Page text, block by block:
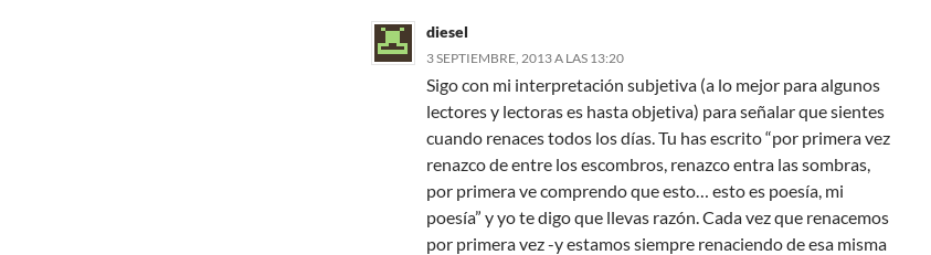
diesel
3 SEPTIEMBRE, 2013 A LAS 13:20
Sigo con mi interpretación subjetiva (a lo mejor para algunos
lectores y lectoras es hasta objetiva) para señalar que sientes
cuando renaces todos los días. Tu has escrito “por primera vez
renazco de entre los escombros, renazco entra las sombras,
por primera ve comprendo que esto… esto es poesía, mi
poesía” y yo te digo que llevas razón. Cada vez que renacemos
por primera vez -y estamos siempre renaciendo de esa misma